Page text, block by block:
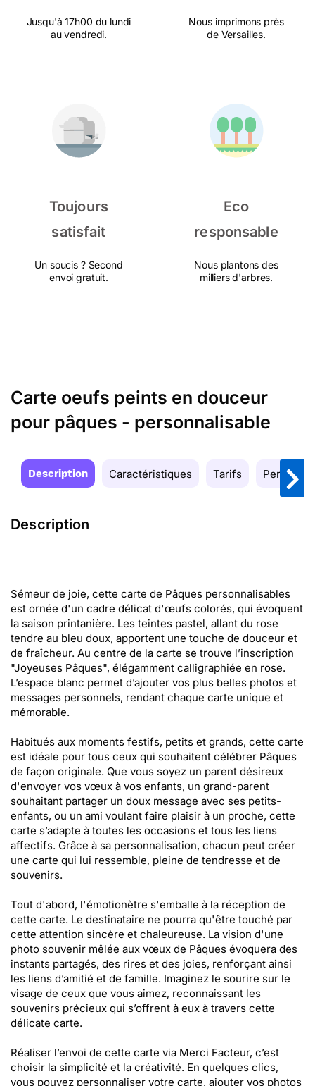
Jusqu'à 17h00 du lundi
au vendredi.
Nous imprimons près
de Versailles.
Toujours
satisfait
Un soucis ? Second
envoi gratuit.
Eco
responsable
Nous plantons des
milliers d'arbres.
Carte oeufs peints en douceur
pour pâques - personnalisable
Description Caractéristiques Tarifs
Description
Sémeur de joie, cette carte de Pâques personnalisables
est ornée d'un cadre délicat d'œufs colorés, qui évoquent
la saison printanière. Les teintes pastel, allant du rose
tendre au bleu doux, apportent une touche de douceur et
de fraîcheur. Au centre de la carte se trouve l’inscription
"Joyeuses Pâques", élégamment calligraphiée en rose.
L’espace blanc permet d’ajouter vos plus belles photos et
messages personnels, rendant chaque carte unique et
mémorable.
Habitués aux moments festifs, petits et grands, cette carte
est idéale pour tous ceux qui souhaitent célébrer Pâques
de façon originale. Que vous soyez un parent désireux
d'envoyer vos vœux à vos enfants, un grand-parent
souhaitant partager un doux message avec ses petits-
enfants, ou un ami voulant faire plaisir à un proche, cette
carte s’adapte à toutes les occasions et tous les liens
affectifs. Grâce à sa personnalisation, chacun peut créer
une carte qui lui ressemble, pleine de tendresse et de
souvenirs.
Tout d'abord, l'émotionètre s'emballe à la réception de
cette carte. Le destinataire ne pourra qu'être touché par
cette attention sincère et chaleureuse. La vision d'une
photo souvenir mêlée aux vœux de Pâques évoquera des
instants partagés, des rires et des joies, renforçant ainsi
les liens d’amitié et de famille. Imaginez le sourire sur le
visage de ceux que vous aimez, reconnaissant les
souvenirs précieux qui s’offrent à eux à travers cette
délicate carte.
Réaliser l’envoi de cette carte via Merci Facteur, c’est
choisir la simplicité et la créativité. En quelques clics,
vous pouvez personnaliser votre carte, ajouter vos photos